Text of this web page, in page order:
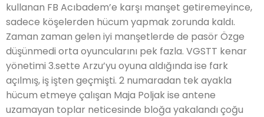
kullanan FB Acıbadem’e karşı manşet getiremeyince,
sadece köşelerden hücum yapmak zorunda kaldı.
Zaman zaman gelen iyi manşetlerde de pasör Özge
düşünmedi orta oyuncularını pek fazla. VGSTT kenar
yönetimi 3.sette Arzu’yu oyuna aldığında ise fark
açılmış, iş işten geçmişti. 2 numaradan tek ayakla
hücum etmeye çalışan Maja Poljak ise antene
uzamayan toplar neticesinde bloğa yakalandı çoğu